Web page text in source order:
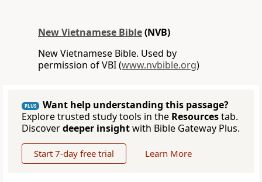
New Vietnamese Bible(NVB)
New Vietnamese Bible. Used by
permission of VBI (www.nvbible.org)
PLUS
Want help understanding this passage?
Explore trusted study tools in the Resourcestab.
Discoverdeeper insightwith Bible Gateway Plus.
Start 7-day free trial Learn More